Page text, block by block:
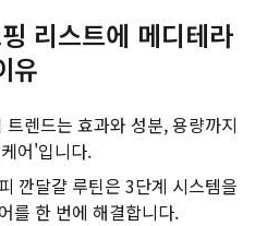
리스트에 메디테라
유
트렌드는 효과와 성분, 용량까지
어'입니다.
깐달걀 루틴은 3단계 시스템을
를 한 번에 해결합니다.